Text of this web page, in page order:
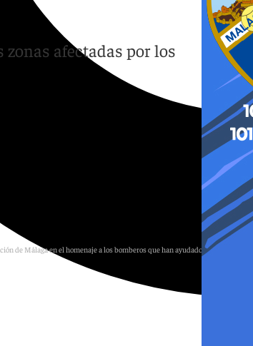
zonas afectadas por los
de Málaga en el homenaje a los bomberos que han ayudado en Venezuela